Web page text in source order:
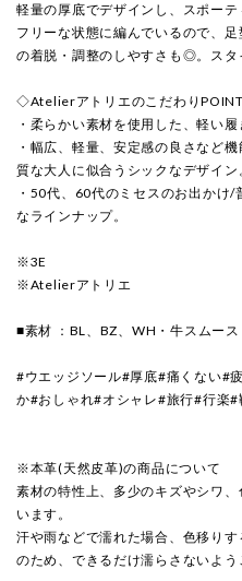
軽量の厚底でデザインし、スポーテ
フリーな状態に編んでいるので、
の着脱・調整のしやすさも◎。スタ
◇Atelierアトリエのこだわり
・柔らかい素材を使用した、軽い履
・幅広、軽量、安定感の良さなど
質な大人に似合うシックなデザイン
・50代、60代のミセスのお出かけ
なラインナップ。
※3E
※Atelierアトリエ
■素材 ：BL、BZ、WH・牛スムース
#ウエッジソール#厚底#痛くない#
か#おしゃれ#オシャレ#旅行#行楽#
※本革(天然皮革)の商品について
素材の特性上、多少のキズやシワ
います。
汗や雨などで濡れた場合、色移り
のため、できるだけ濡らさないよう